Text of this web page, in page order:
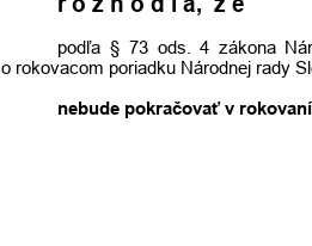
podľa § 73 ods. 4 zákona
o rokovacom poriadku Národnej rady
nebude pokračovať v